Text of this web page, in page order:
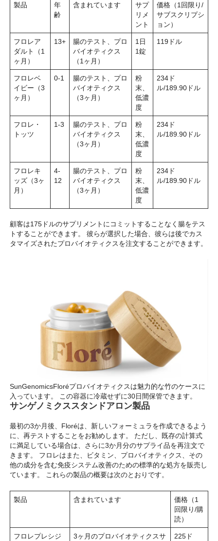
製品
年
齢
含まれています
サプ
リメ
ント
価格（1回限り/
サブスクリプシ
ョン）
フロレア
ダルト（1
ヶ月）
13+
腸のテスト、プロ
バイオティクス
（1ヶ月）
1日
1錠
119ドル
フロレベ
イビー（3
ヶ月）
0-1
腸のテスト、プロ
バイオティクス
（3ヶ月）
粉
末、
低濃
度
234ド
ル/189.90ドル
フロレ・
トッツ
1-3
腸のテスト、プロ
バイオティクス
（3ヶ月）
粉
末、
低濃
度
234ド
ル/189.90ドル
フロレキ
ッズ（3ヶ
月）
4-
12
腸のテスト、プロ
バイオティクス
（3ヶ月）
粉
末、
低濃
度
234ド
ル/189.90ドル
顧客は175ドルのサプリメントにコミットすることなく腸をテス
トすることができます。 彼らが選択した場合、彼らは後でカス
タマイズされたプロバイオティクスを注文することができます。
SunGenomicsFloréプロバイオティクスは魅力的な竹のケースに
入っています。 この容器に冷蔵せずに30日間保管できます。
サンゲノミクススタンドアロン製品
最初の3か月後、Floréは、新しいフォーミュラを作成できるよう
に、再テストすることをお勧めします。 ただし、既存の計算式
に満足している場合は、さらに3か月分のサプライ品を再注文で
きます。 フロレはまた、ビタミン、プロバイオティクス、その
他の成分を含む免疫システム改善のための標準的な処方を販売し
ています。 これらの製品の概要は次のとおりです。
製品 含まれています
価格（1
回限り/購
読）
フロレプレシジ
3ヶ月のプロバイオティクスサ
225ド